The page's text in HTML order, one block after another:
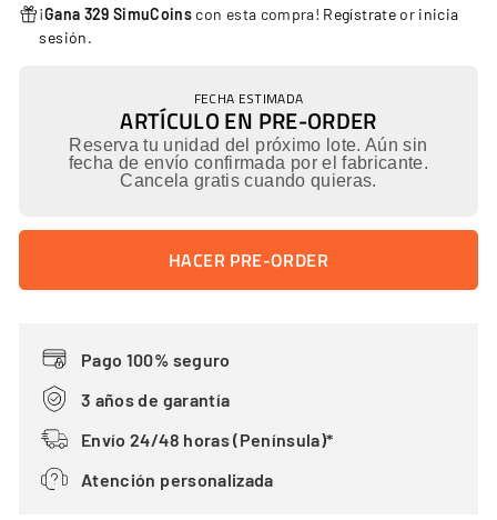
¡Gana 329 SimuCoinscon esta compra! Regístrateor inicia
sesión.
FECHA ESTIMADA
ARTÍCULO EN PRE-ORDER
Reserva tu unidad del próximo lote. Aún sin
fecha de envío confirmada por el fabricante.
Cancela gratis cuando quieras.
HACER PRE-ORDER
Pago 100% seguro
3 años de garantía
Envío 24/48 horas (Península)*
Atención personalizada